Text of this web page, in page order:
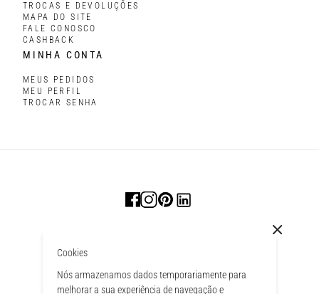
Cookies
Nós armazenamos dados temporariamente para
melhorar a sua experiência de navegação e
TROCAS E DEVOLUÇÕES
MAPA DO SITE
FALE CONOSCO
CASHBACK
MINHA CONTA
MEUS PEDIDOS
MEU PERFIL
TROCAR SENHA